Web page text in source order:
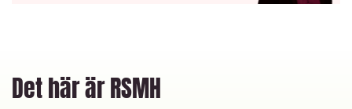
Det här är RSMH